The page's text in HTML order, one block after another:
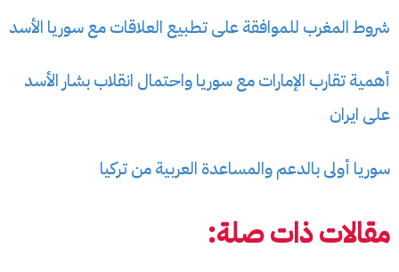
شروط المغرب للموافقة على تطبيع العلاقات مع سوريا الأسد
أهمية تقارب الإمارات مع سوريا واحتمال انقلاب بشار الأسد
على ايران
سوريا أولى بالدعم والمساعدة العربية من تركيا
مقالات ذات صلة: